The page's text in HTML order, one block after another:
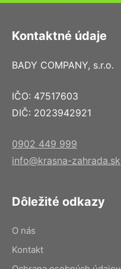
Kontaktné údaje
BADY COMPANY, s.r.o.
IČO: 47517603
DIČ: 2023942921
0902 449 999
info@krasna-zahrada.sk
Dôležité odkazy
O nás
Kontakt